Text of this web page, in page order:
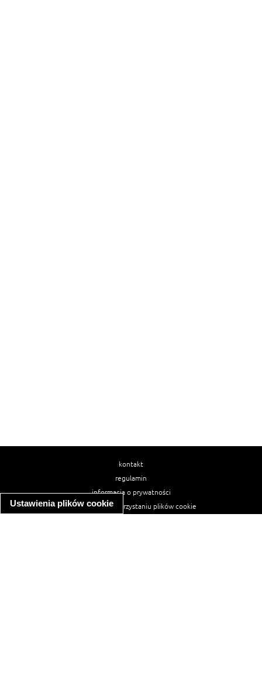
Ustawienia plików cookie
kontakt
regulamin
informacja o prywatności
informacja o wykorzystaniu plików cookie